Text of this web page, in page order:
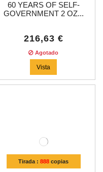
60 YEARS OF SELF-
GOVERNMENT 2 OZ...
216,63 €
Agotado
Vista
Tirada :888 copias